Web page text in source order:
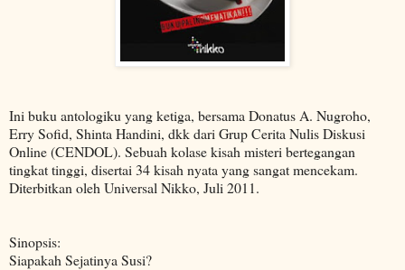
Ini buku antologiku yang ketiga, bersama Donatus A. Nugroho,
Erry Sofid, Shinta Handini, dkk dari Grup Cerita Nulis Diskusi
Online (CENDOL). Sebuah kolase kisah misteri bertegangan
tingkat tinggi, disertai 34 kisah nyata yang sangat mencekam.
Diterbitkan oleh Universal Nikko, Juli 2011.
Sinopsis:
Siapakah Sejatinya Susi?